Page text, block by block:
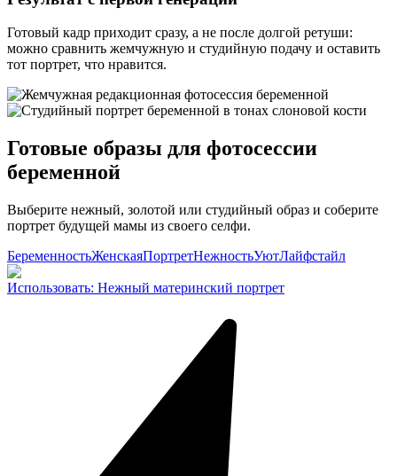
Готовый кадр приходит сразу, а не после долгой ретуши:
можно сравнить жемчужную и студийную подачу и оставить
тот портрет, что нравится.
Готовые образы для фотосессии
беременной
Выберите нежный, золотой или студийный образ и соберите
портрет будущей мамы из своего селфи.
БеременностьЖенскаяПортретНежностьУютЛайфстайл
Использовать: Нежный материнский портрет